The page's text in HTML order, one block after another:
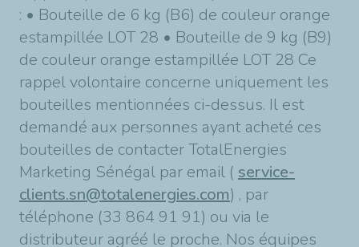
: • Bouteille de 6 kg (B6) de couleur orange
estampillée LOT 28 • Bouteille de 9 kg (B9)
de couleur orange estampillée LOT 28 Ce
rappel volontaire concerne uniquement les
bouteilles mentionnées ci-dessus. Il est
demandé aux personnes ayant acheté ces
bouteilles de contacter TotalEnergies
Marketing Sénégal par email ( service-
clients.sn@totalenergies.com) , par
téléphone (33 864 91 91) ou via le
distributeur agréé le proche. Nos équipes